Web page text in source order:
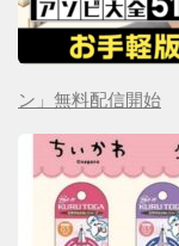
ン」無料配信開始